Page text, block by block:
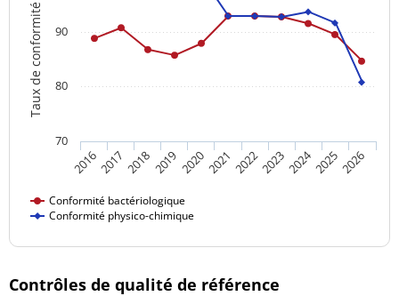
Taux de conformité
Conformité bactériologique
Conformité physico-chimique
20162017 201820192020202120222023202420252026
80
90
70
Contrôles de qualité de référence